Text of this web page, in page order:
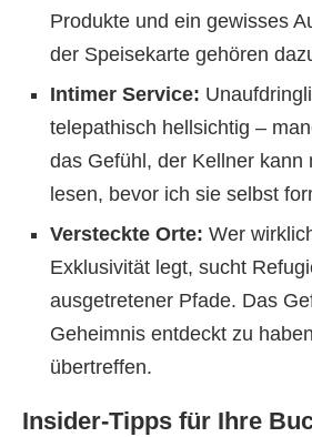
Produkte und ein gewisses
der Speisekarte gehören
Intimer Service:
telepathisch hellsichtig –
das Gefühl, der Kellner kann
lesen, bevor ich sie selbst
Versteckte Orte: Wer
Exklusivität legt, sucht
ausgetretener Pfade. Das
Geheimnis entdeckt zu
übertreffen.
Insider-Tipps für Ihre